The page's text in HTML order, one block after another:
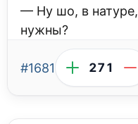
— Ну шо, в натуре,
нужны?
#1681 271